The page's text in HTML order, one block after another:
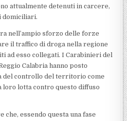
attualmente detenuti in carcere,
domiciliari.
nell’ampio sforzo delle forze
il traffico di droga nella regione
ad esso collegati. I Carabinieri del
Calabria hanno posto
del controllo del territorio come
loro lotta contro questo diffuso
essendo questa una fase